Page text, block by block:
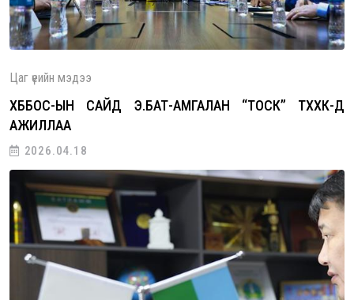
Цаг үеийн мэдээ
ХББОС-ЫН САЙД Э.БАТ-АМГАЛАН “ТОСК” ТӨХХК-Д
АЖИЛЛАА
2026.04.18